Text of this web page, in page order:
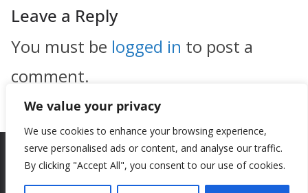
We value your privacy
We use cookies to enhance your browsing experience,
serve personalised ads or content, and analyse our traffic.
By clicking "Accept All", you consent to our use of cookies.
Leave a Reply
You must be logged in to post a
comment.